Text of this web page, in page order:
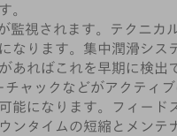
。
視されます。テクニカ
ります。集中潤滑シ
ればこれを早期に検出
ャックなどがアクティ
になります。フィード
タイムの短縮とメン